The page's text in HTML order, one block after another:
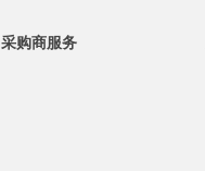
采购商服务